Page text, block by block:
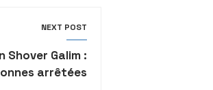
NEXT POST
Shover Galim :
arrêtées